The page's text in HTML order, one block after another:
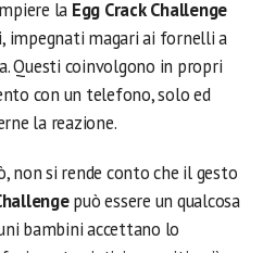
la Egg Crack Challenge
impegnati magari ai fornelli a
Questi coinvolgono in propri
con un telefono, solo ed
la reazione.
non si rende conto che il gesto
può essere un qualcosa
bambini accettano lo